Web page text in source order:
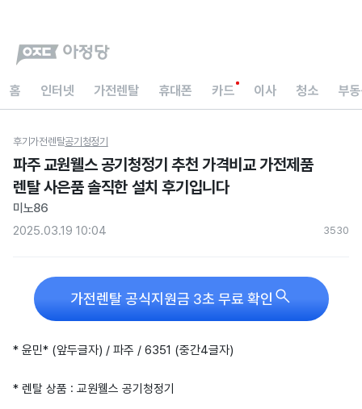
홈 인터넷 가전렌탈 휴대폰 카드 이사 청소 부
후기가전렌탈공기청정기
파주 교원웰스 공기청정기 추천 가격비교 가전제품
렌탈 사은품 솔직한 설치 후기입니다
미노86
2025.03.19 10:04
3530
가전렌탈 공식지원금 3초 무료 확인 
* 윤민* (앞두글자) / 파주 / 6351 (중간4글자)
* 렌탈 상품 : 교원웰스 공기청정기